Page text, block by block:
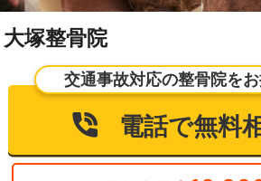
大塚整骨院
交通事故対応の整骨院を
電話で無料